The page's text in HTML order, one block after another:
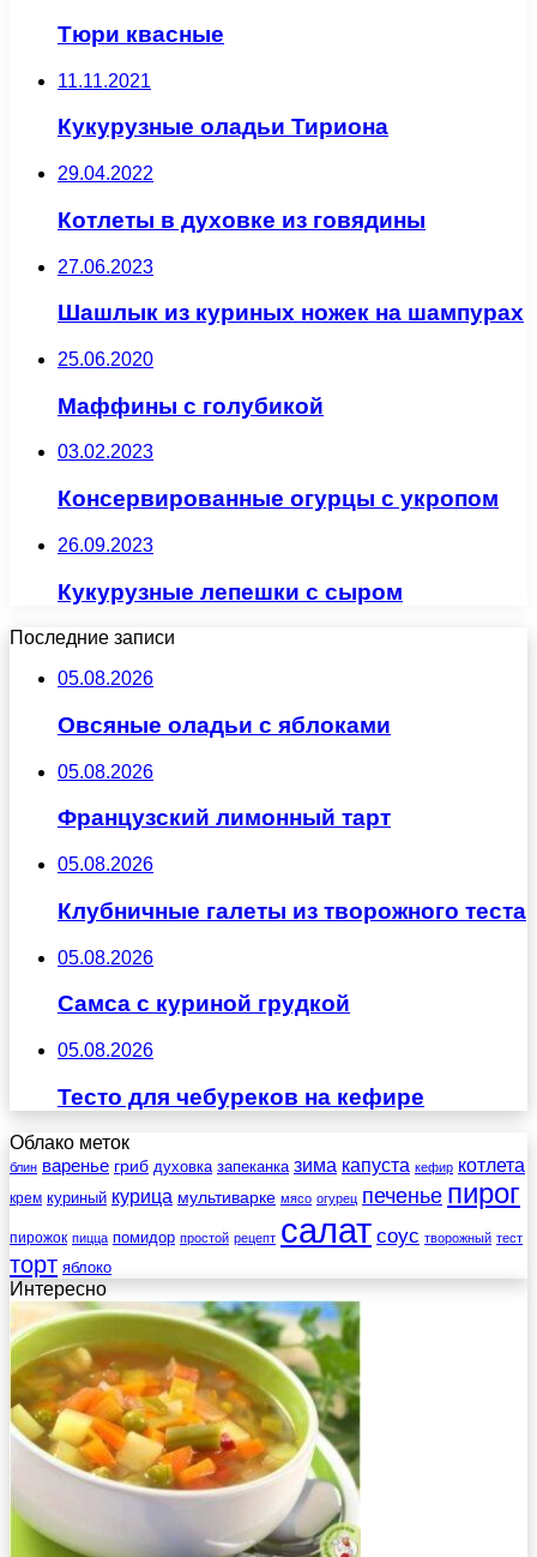
Тюри квасные
11.11.2021
Кукурузные оладьи Тириона
29.04.2022
Котлеты в духовке из говядины
27.06.2023
Шашлык из куриных ножек на шампурах
25.06.2020
Маффины с голубикой
03.02.2023
Консервированные огурцы с укропом
26.09.2023
Кукурузные лепешки с сыром
Последние записи
05.08.2026
Овсяные оладьи с яблоками
05.08.2026
Французский лимонный тарт
05.08.2026
Клубничные галеты из творожного теста
05.08.2026
Самса с куриной грудкой
05.08.2026
Тесто для чебуреков на кефире
Облако меток
блин варенье гриб духовка запеканка зима капуста кефир котлета
крем куриный курица мультиварке мясо огурец печенье пирог
пирожок пицца помидор простой рецепт салат соус творожный тест
торт яблоко
Интересно